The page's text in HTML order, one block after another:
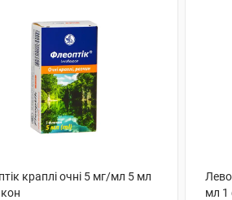
краплі очні 5 мг/мл 5 мл
мл 1